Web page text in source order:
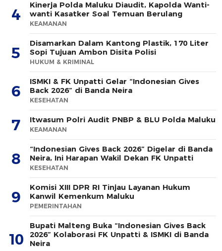
4
Kinerja Polda Maluku Diaudit, Kapolda Wanti-
wanti Kasatker Soal Temuan Berulang
KEAMANAN
5
Disamarkan Dalam Kantong Plastik, 170 Liter
Sopi Tujuan Ambon Disita Polisi
HUKUM & KRIMINAL
6
ISMKI & FK Unpatti Gelar “Indonesian Gives
Back 2026” di Banda Neira
KESEHATAN
7 Itwasum Polri Audit PNBP & BLU Polda Maluku
KEAMANAN
8
“Indonesian Gives Back 2026” Digelar di Banda
Neira, Ini Harapan Wakil Dekan FK Unpatti
KESEHATAN
9
Komisi XIII DPR RI Tinjau Layanan Hukum
Kanwil Kemenkum Maluku
PEMERINTAHAN
10
Bupati Malteng Buka “Indonesian Gives Back
2026” Kolaborasi FK Unpatti & ISMKI di Banda
Neira